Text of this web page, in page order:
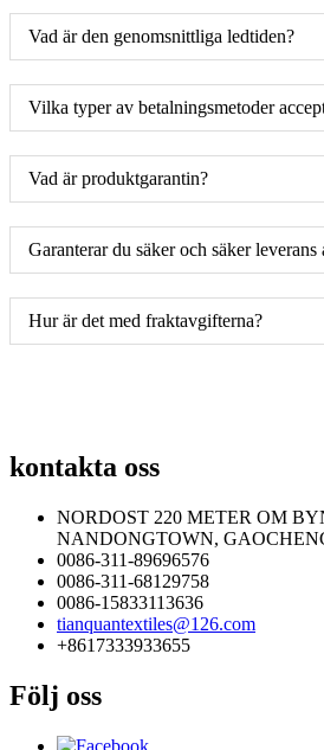
Vad är den genomsnittliga ledtiden?
Vilka typer av betalningsmetoder
Vad är produktgarantin?
Garanterar du säker och säker
Hur är det med fraktavgifterna?
kontakta oss
NORDOST 220 METER OM
NANDONGTOWN,
0086-311-89696576
0086-311-68129758
0086-15833113636
tianquantextiles@126.com
+8617333933655
Följ oss